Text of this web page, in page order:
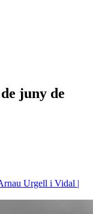
juny de
Urgell i Vidal |